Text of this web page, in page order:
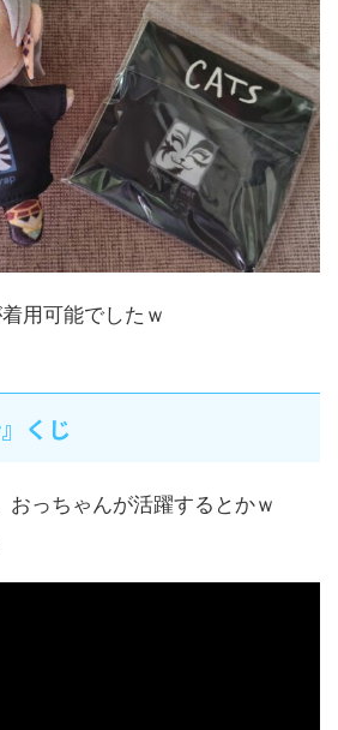
用可能でしたｗ
くじ
っちゃんが活躍するとかｗ